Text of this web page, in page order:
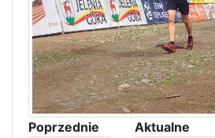
Poprzednie Aktualne